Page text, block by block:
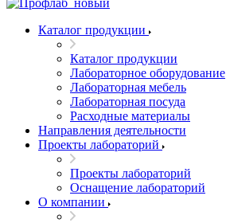
Каталог продукции
Каталог продукции
Лабораторное оборудование
Лабораторная мебель
Лабораторная посуда
Расходные материалы
Направления деятельности
Проекты лабораторий
Проекты лабораторий
Оснащение лабораторий
О компании